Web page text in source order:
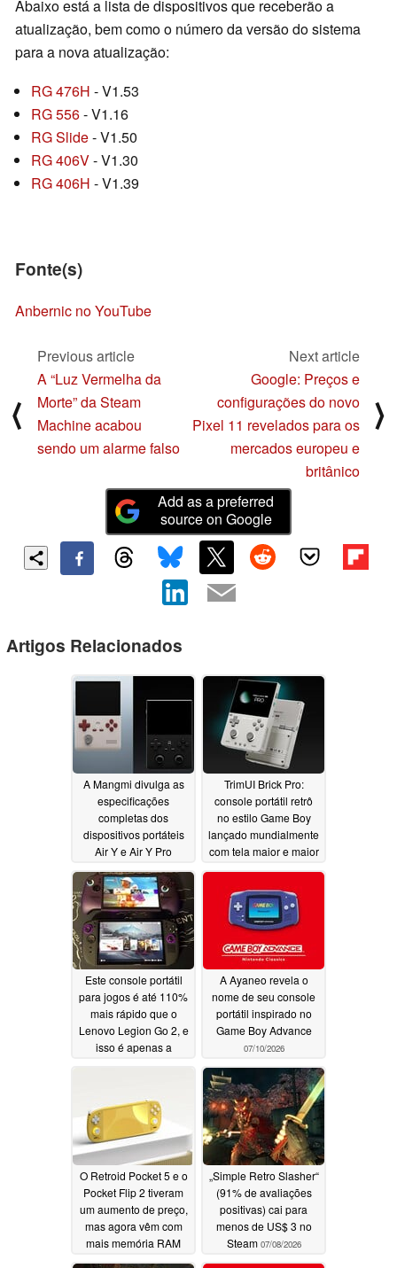
Abaixo está a lista de dispositivos que receberão a
atualização, bem como o número da versão do sistema
para a nova atualização:
RG 476H - V1.53
RG 556- V1.16
RG Slide- V1.50
RG 406V- V1.30
RG 406H - V1.39
Fonte(s)
Anbernic no YouTube
⟨
Previous article
A “Luz Vermelha da
Morte” da Steam
Machine acabou
sendo um alarme falso
Next article
Google: Preços e
configurações do novo
Pixel 11 revelados para os
mercados europeu e
britânico
⟩
Add as a preferred
source on Google
Artigos Relacionados
A Mangmi divulga as
especificações
completas dos
dispositivos portáteis
Air Y e Air Y Pro
07/20/2026
TrimUI Brick Pro:
console portátil retrô
no estilo Game Boy
lançado mundialmente
com tela maior e maior
autonomia da bateria
07/11/2026
Este console portátil
para jogos é até 110%
mais rápido que o
Lenovo Legion Go 2, e
isso é apenas a
segunda melhor
07/10/2026
A Ayaneo revela o
nome de seu console
portátil inspirado no
Game Boy Advance
07/10/2026
O Retroid Pocket 5 e o
Pocket Flip 2 tiveram
um aumento de preço,
mas agora vêm com
mais memória RAM
07/09/2026
„Simple Retro Slasher“
(91% de avaliações
positivas) cai para
menos de US$ 3 no
Steam 07/08/2026